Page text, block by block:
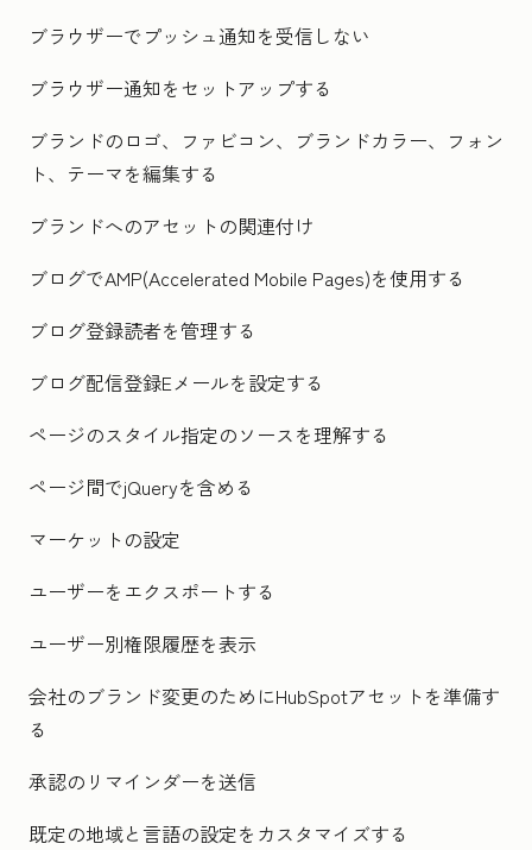
ブラウザーでプッシュ通知を受信しない
ブラウザー通知をセットアップする
ブランドのロゴ、ファビコン、ブランドカラー、フォン
ト、テーマを編集する
ブランドへのアセットの関連付け
ブログでAMP(Accelerated Mobile Pages)を使用する
ブログ登録読者を管理する
ブログ配信登録Eメールを設定する
ページのスタイル指定のソースを理解する
ページ間でjQueryを含める
マーケットの設定
ユーザーをエクスポートする
ユーザー別権限履歴を表示
会社のブランド変更のためにHubSpotアセットを準備す
る
承認のリマインダーを送信
既定の地域と言語の設定をカスタマイズする